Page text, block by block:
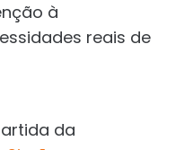
à
reais de
da